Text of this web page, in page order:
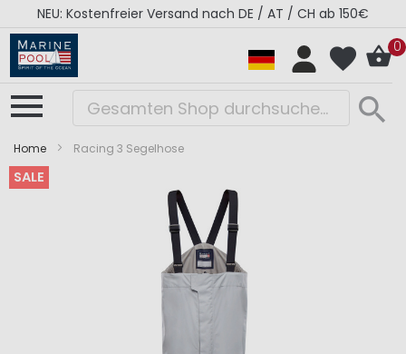
NEU: Kostenfreier Versand nach DE / AT / CH ab 150€
0
Home Racing 3 Segelhose
SALE
Zum
Zum